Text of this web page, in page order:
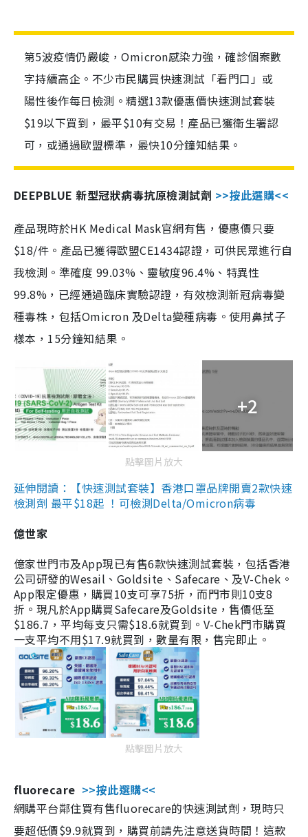
第5波疫情仍嚴峻，Omicron感染力強，確診個案數
字持續高企。不少市民購買快速測試「看門口」或
陽性後作每日檢測。精選13款優惠價快速測試套裝
$19以下買到，最平$10有交易！產品已獲衛生署認
可，或通過歐盟標準，最快10分鐘知結果。
DEEPBLUE 新型冠狀病毒抗原檢測試劑 >>按此選購<<
產品現時於HK Medical Mask官網有售，優惠價只要
$18/件。產品已獲得歐盟CE1434認證，可供民眾進行自
我檢測。準確度 99.03%、靈敏度96.4%、特異性
99.8%，已經通過臨床實驗認證，有效檢測新冠病毒變
種毒株，包括Omicron 及Delta變種病毒。使用鼻拭子
樣本，15分鐘知結果。
+2
點擊圖片放大
延伸閱讀：【快速測試套裝】香港口罩品牌開賣2款快速
檢測劑 最平$18起 ！可檢測Delta/Omicron病毒
億世家
億家世門市及App現已有售6款快速測試套裝，包括香港
公司研發的Wesail、Goldsite、Safecare、及V-Chek。
App限定優惠，購買10支可享75折，而門市則10支8
折。現凡於App購買Safecare及Goldsite，售價低至
$186.7，平均每支只需$18.6就買到。V-Chek門市購買
一支平均不用$17.9就買到，數量有限，售完即止。
點擊圖片放大
fluorecare >>按此選購<<
網購平台鄰住買有售fluorecare的快速測試劑，現時只
要超低價$9.9就買到，購買前請先注意送貨時間！這款